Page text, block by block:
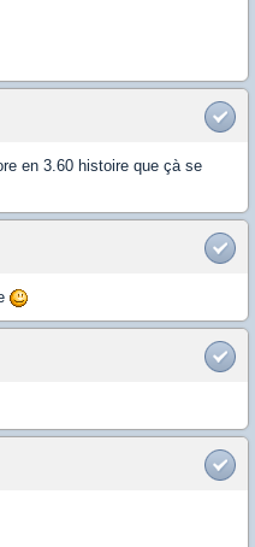
en 3.60 histoire que çà se